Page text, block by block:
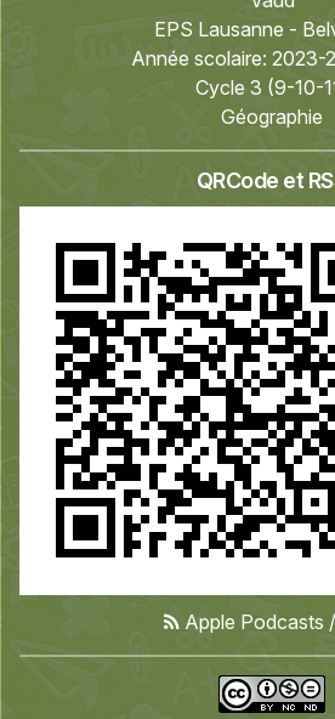
EPS Lausanne -
Année scolaire: 2023-
Cycle 3 (9-10-
Géographie
QRCode et
Apple Podcasts /